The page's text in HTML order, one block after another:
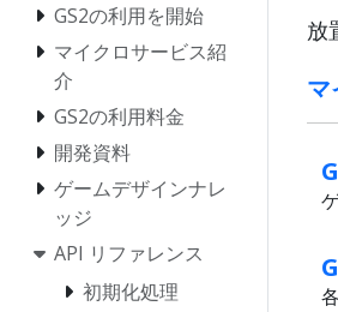
GS2の利用を開始
マイクロサービス紹
介
GS2の利用料金
開発資料
ゲームデザインナレ
ッジ
API リファレンス
初期化処理
放